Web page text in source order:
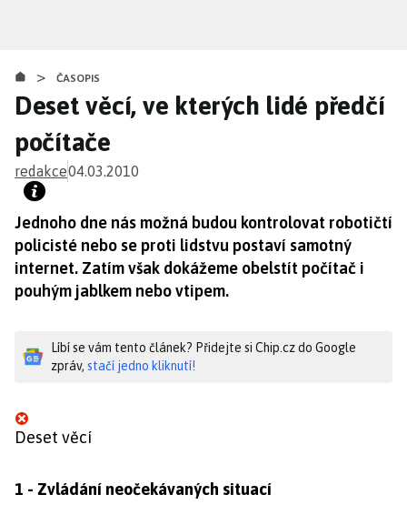
obsahu
> ČASOPIS
Deset věcí, ve kterých lidé předčí
počítače
redakce04.03.2010
Jednoho dne nás možná budou kontrolovat robotičtí
policisté nebo se proti lidstvu postaví samotný
internet. Zatím však dokážeme obelstít počítač i
pouhým jablkem nebo vtipem.
Líbí se vám tento článek? Přidejte si Chip.cz do Google
zpráv, stačí jedno kliknutí!
Deset věcí
1 - Zvládání neočekávaných situací